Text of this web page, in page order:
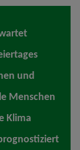
und
Menschen
Klima